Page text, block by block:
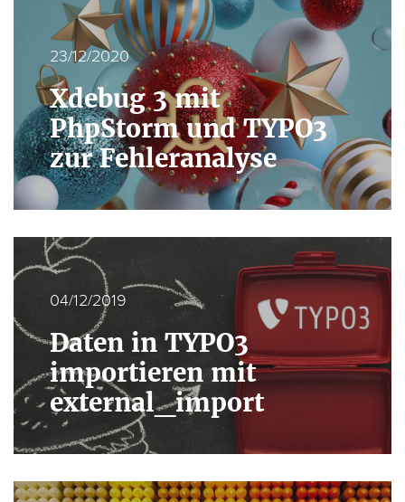
23/12/2020
Xdebug 3 mit
PhpStorm und TYPO3
zur Fehleranalyse
04/12/2019
Daten in TYPO3
importieren mit
external_import